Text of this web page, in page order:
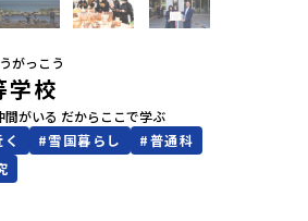
ージログイン
がっこう
学校
がいる だからここで学ぶ
#雪国暮らし #普通科